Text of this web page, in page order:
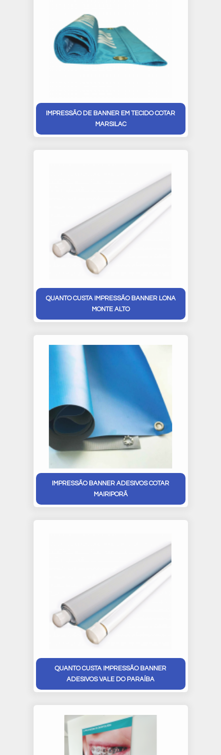
IMPRESSÃO DE BANNER EM TECIDO COTAR
MARSILAC
QUANTO CUSTA IMPRESSÃO BANNER LONA
MONTE ALTO
IMPRESSÃO BANNER ADESIVOS COTAR
MAIRIPORÃ
QUANTO CUSTA IMPRESSÃO BANNER
ADESIVOS VALE DO PARAÍBA